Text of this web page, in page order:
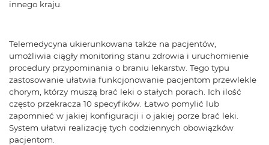
innego kraju.
Telemedycyna ukierunkowana także na pacjentów,
umożliwia ciągły monitoring stanu zdrowia i uruchomienie
procedury przypominania o braniu lekarstw. Tego typu
zastosowanie ułatwia funkcjonowanie pacjentom przewlekle
chorym, którzy muszą brać leki o stałych porach. Ich ilość
często przekracza 10 specyfików. Łatwo pomylić lub
zapomnieć w jakiej konfiguracji i o jakiej porze brać leki.
System ułatwi realizację tych codziennych obowiązków
pacjentom.